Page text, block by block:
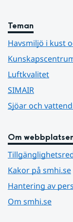
Teman
Havsmiljö i kust
Luftkvalitet
SIMAIR
Sjöar och
Om
Kakor på smhi.se
Hantering av
Om smhi.se